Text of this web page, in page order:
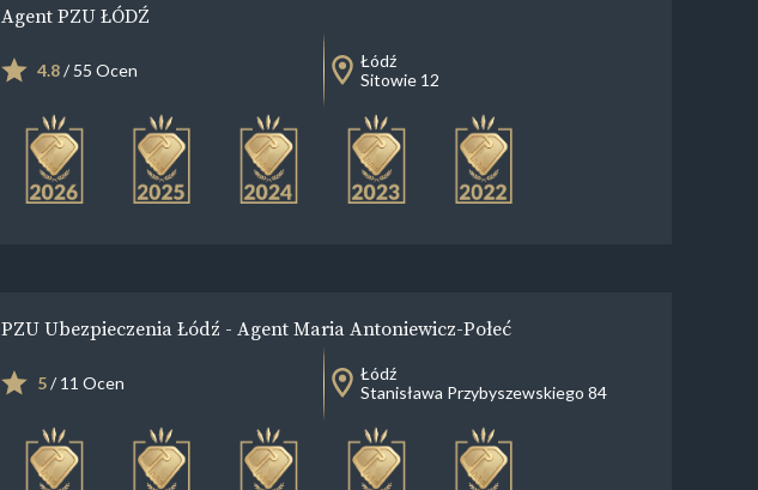
Agent PZU ŁÓDŹ
4.8/ 55 Ocen
Łódź
Sitowie 12
PZU Ubezpieczenia Łódź - Agent Maria Antoniewicz-Połeć
5/ 11 Ocen
Łódź
Stanisława Przybyszewskiego 84